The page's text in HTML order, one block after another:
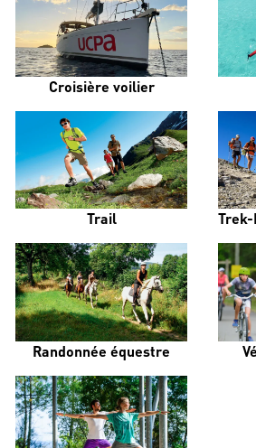
Croisière voilier
Trail
Randonnée équestre